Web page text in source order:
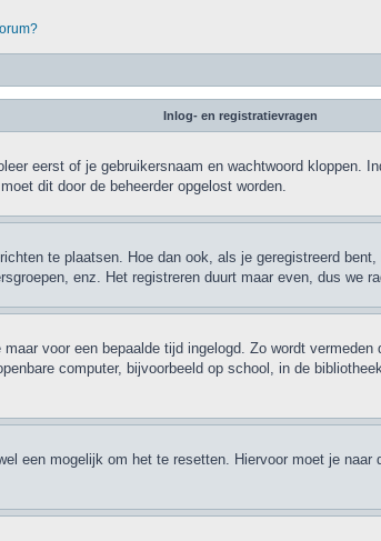
Inlog- en registratievragen
eerst of je gebruikersnaam en wachtwoord
dit door de beheerder opgelost worden.
te plaatsen. Hoe dan ook, als je geregistreerd
enz. Het registreren duurt maar even, dus we
voor een bepaalde tijd ingelogd. Zo wordt
computer, bijvoorbeeld op school, in de
een mogelijk om het te resetten. Hiervoor moet je naar